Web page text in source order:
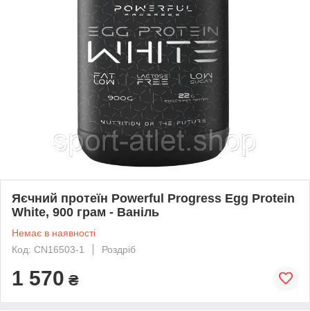
Яєчний протеїн Powerful Progress Egg Protein
White, 900 грам - Ваніль
Немає в наявності
Код: CN16503-1
Роздріб
1 570 ₴